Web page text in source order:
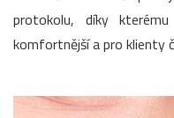
protokolu, díky
komfortnější a pro klienty